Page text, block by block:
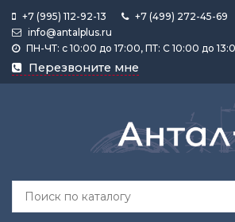
+7 (995) 112-92-13
+7 (499) 272-45-69
info@antalplus.ru
ПН-ЧТ: с 10:00 до 17:00, ПТ: С 10:00 до
Перезвоните мне
Каталог
продукции
Лента